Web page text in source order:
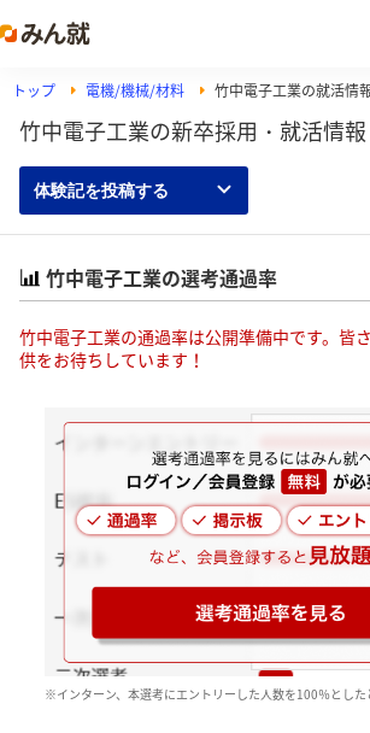
トップ 電機/機械/材料 竹中電子工業の就活情
竹中電子工業の新卒採用・就活情報
体験記を投稿する
竹中電子工業の選考通過率
竹中電子工業の通過率は公開準備中です。皆
供をお待ちしています！
※インターン、本選考にエントリーした人数を100％とした